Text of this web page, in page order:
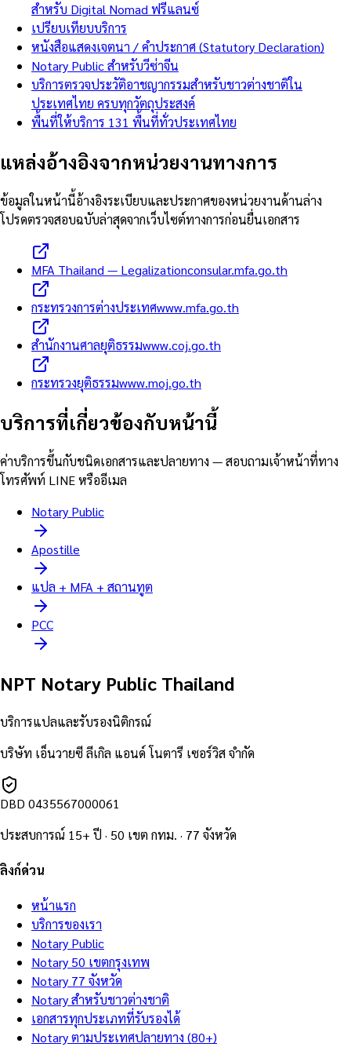
สำหรับ Digital Nomad ฟรีแลนซ์
เปรียบเทียบบริการ
หนังสือแสดงเจตนา / คำประกาศ (Statutory Declaration)
Notary Public สำหรับวีซ่าจีน
บริการตรวจประวัติอาชญากรรมสำหรับชาวต่างชาติใน
ประเทศไทย ครบทุกวัตถุประสงค์
พื้นที่ให้บริการ 131 พื้นที่ทั่วประเทศไทย
แหล่งอ้างอิงจากหน่วยงานทางการ
ข้อมูลในหน้านี้อ้างอิงระเบียบและประกาศของหน่วยงานด้านล่าง
โปรดตรวจสอบฉบับล่าสุดจากเว็บไซต์ทางการก่อนยื่นเอกสาร
MFA Thailand — Legalizationconsular.mfa.go.th
กระทรวงการต่างประเทศwww.mfa.go.th
สำนักงานศาลยุติธรรมwww.coj.go.th
กระทรวงยุติธรรมwww.moj.go.th
บริการที่เกี่ยวข้องกับหน้านี้
ค่าบริการขึ้นกับชนิดเอกสารและปลายทาง — สอบถามเจ้าหน้าที่ทาง
โทรศัพท์ LINE หรืออีเมล
Notary Public
Apostille
แปล + MFA + สถานทูต
PCC
NPT Notary Public Thailand
บริการแปลและรับรองนิติกรณ์
บริษัท เอ็นวายซี ลีเกิล แอนด์ โนตารี เซอร์วิส จำกัด
DBD 0435567000061
ประสบการณ์ 15+ ปี · 50 เขต กทม. · 77 จังหวัด
ลิงก์ด่วน
หน้าแรก
บริการของเรา
Notary Public
Notary 50 เขตกรุงเทพ
Notary 77 จังหวัด
Notary สำหรับชาวต่างชาติ
เอกสารทุกประเภทที่รับรองได้
Notary ตามประเทศปลายทาง (80+)